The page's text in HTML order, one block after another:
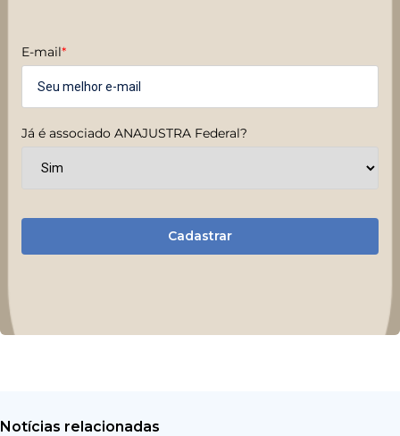
E-mail*
Já é associado ANAJUSTRA Federal?
Cadastrar
Notícias relacionadas